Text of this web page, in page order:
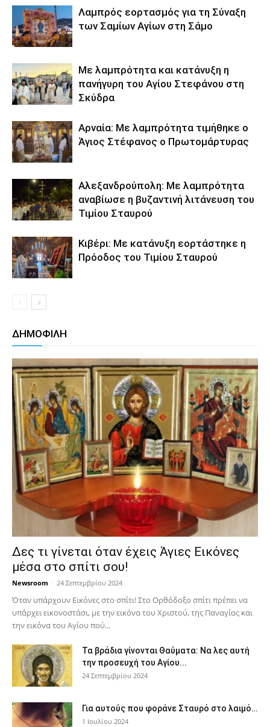
Λαμπρός εορτασμός για τη Σύναξη
των Σαμίων Αγίων στη Σάμο
Με λαμπρότητα και κατάνυξη η
πανήγυρη του Αγίου Στεφάνου στη
Σκύδρα
Αρναία: Με λαμπρότητα τιμήθηκε ο
Άγιος Στέφανος ο Πρωτομάρτυρας
Αλεξανδρούπολη: Με λαμπρότητα
αναβίωσε η βυζαντινή λιτάνευση του
Τιμίου Σταυρού
Κιβέρι: Με κατάνυξη εορτάστηκε η
Πρόοδος του Τιμίου Σταυρού
ΔΗΜΟΦΙΛΗ
Δες τι γίνεται όταν έχεις Άγιες Εικόνες
μέσα στο σπίτι σου!
Newsroom - 24 Σεπτεμβρίου 2024
Όταν υπάρχουν Εικόνες στο σπίτι! Στο Ορθόδοξο σπίτι πρέπει να
υπάρχει εικονοστάσι, με την εικόνα του Χριστού, της Παν­αγίας και
την εικόνα του Αγίου πού...
Τα βράδια γίνονται Θαύματα: Να λες αυτή
την προσευχή του Αγίου...
24 Σεπτεμβρίου 2024
Για αυτούς που φοράνε Σταυρό στο λαιμό…
1 Ιουλίου 2024